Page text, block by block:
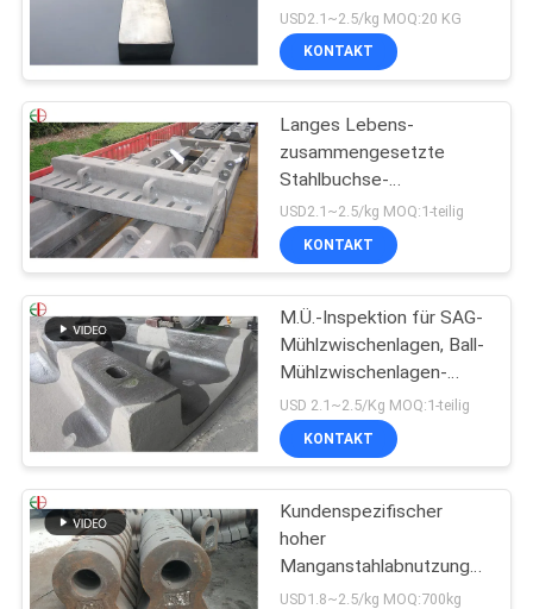
H1A hohe
USD2.1~2.5/kg MOQ:20 KG
KONTAKT
Langes Lebens-
zusammengesetzte
Stahlbuchse-
Gummizwischenlage für
SAG-Mühlball-Mühlen
EB862
USD2.1~2.5/kg MOQ:1-teilig
KONTAKT
M.Ü.-Inspektion für SAG-
Mühlzwischenlagen, Ball-
Mühlzwischenlagen-
Ersatz
USD 2.1~2.5/Kg MOQ:1-teilig
KONTAKT
Kundenspezifischer
hoher
Manganstahlabnutzungs-
Hammer, hoher Chrom-
USD1.8~2.5/kg MOQ:700kg